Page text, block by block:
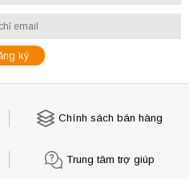
Chính sách bán hàng
Trung tâm trợ giúp